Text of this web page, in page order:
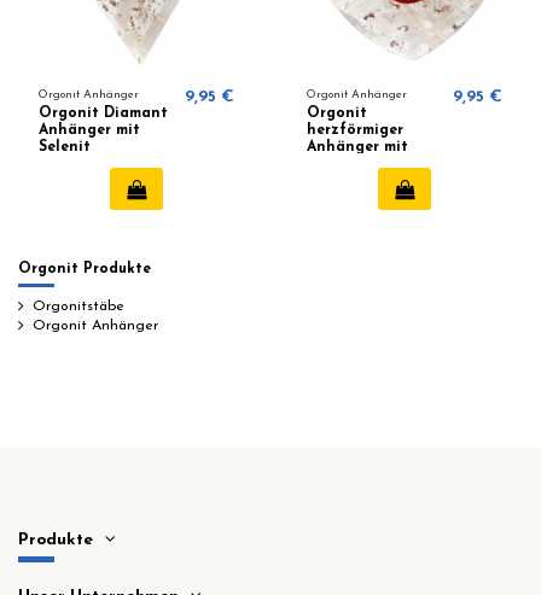
Orgonit Anhänger
Orgonit Diamant
Anhänger mit
Selenit
9,95 € Orgonit Anhänger
Orgonit
herzförmiger
Anhänger mit
9,95 €
Orgonit Produkte
Orgonitstäbe
Orgonit Anhänger
Produkte